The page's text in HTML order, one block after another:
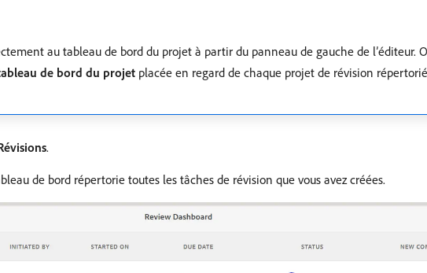
au tableau de bord du projet à partir du panneau de gauche de l’éditeur.
de bord du projet placée en regard de chaque projet de révision
.
de bord répertorie toutes les tâches de révision que vous avez créées.